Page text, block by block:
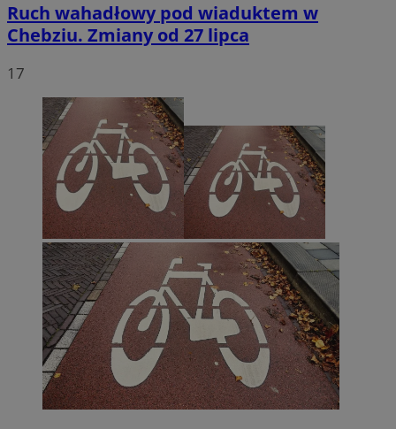
Ruch wahadłowy pod wiaduktem w
Chebziu. Zmiany od 27 lipca
17